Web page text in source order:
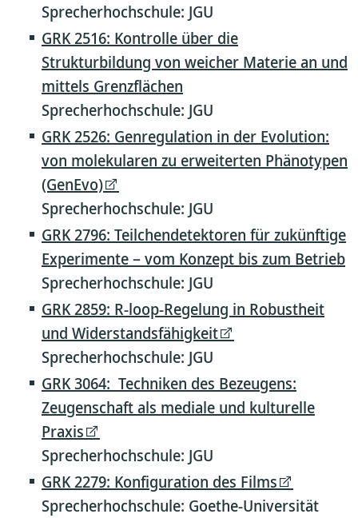
Sprecherhochschule: JGU
GRK 2516: Kontrolle über die
Strukturbildung von weicher Materie an und
mittels Grenzflächen
Sprecherhochschule: JGU
GRK 2526: Genregulation in der Evolution:
von molekularen zu erweiterten Phänotypen
(GenEvo)
Sprecherhochschule: JGU
GRK 2796: Teilchendetektoren für zukünftige
Experimente – vom Konzept bis zum Betrieb
Sprecherhochschule: JGU
GRK 2859: R-loop-Regelung in Robustheit
und Widerstandsfähigkeit
Sprecherhochschule: JGU
GRK 3064: Techniken des Bezeugens:
Zeugenschaft als mediale und kulturelle
Praxis
Sprecherhochschule: JGU
GRK 2279: Konfiguration des Films
Sprecherhochschule: Goethe-Universität